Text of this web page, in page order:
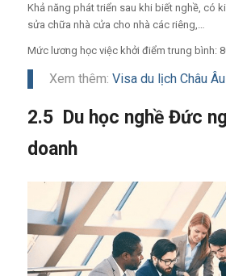
Khả năng phát triển sau khi biết nghề, có
sửa chữa nhà cửa cho nhà các riêng,…
Mức lương học việc khởi điểm trung bình:
Xem thêm: Visa du lịch Châu Âu
2.5 Du học nghề Đức
doanh